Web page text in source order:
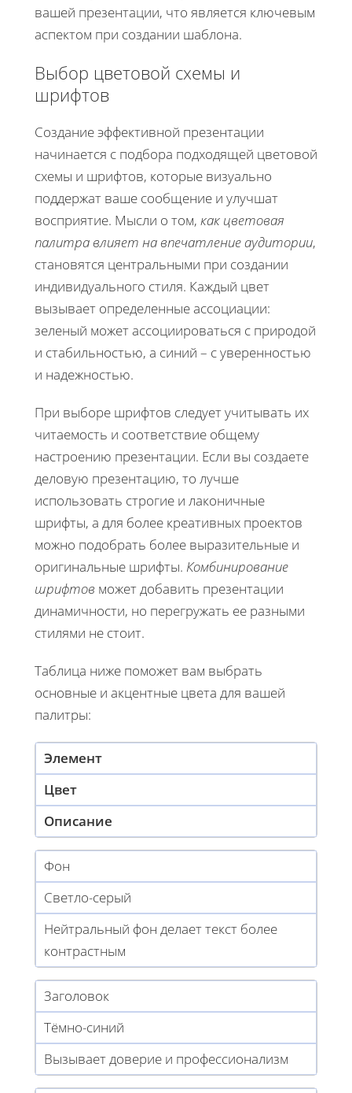
вашей презентации, что является ключевым
аспектом при создании шаблона.
Выбор цветовой схемы и
шрифтов
Создание эффективной презентации
начинается с подбора подходящей цветовой
схемы и шрифтов, которые визуально
поддержат ваше сообщение и улучшат
восприятие. Мысли о том, как цветовая
палитра влияет на впечатление аудитории,
становятся центральными при создании
индивидуального стиля. Каждый цвет
вызывает определенные ассоциации:
зеленый может ассоциироваться с природой
и стабильностью, а синий – с уверенностью
и надежностью.
При выборе шрифтов следует учитывать их
читаемость и соответствие общему
настроению презентации. Если вы создаете
деловую презентацию, то лучше
использовать строгие и лаконичные
шрифты, а для более креативных проектов
можно подобрать более выразительные и
оригинальные шрифты. Комбинирование
шрифтов может добавить презентации
динамичности, но перегружать ее разными
стилями не стоит.
Таблица ниже поможет вам выбрать
основные и акцентные цвета для вашей
палитры:
Элемент
Цвет
Описание
Фон
Светло-серый
Нейтральный фон делает текст более
контрастным
Заголовок
Тёмно-синий
Вызывает доверие и профессионализм